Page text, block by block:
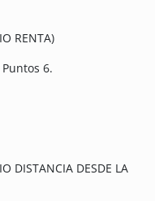
RENTA)
6.
DISTANCIA DESDE LA